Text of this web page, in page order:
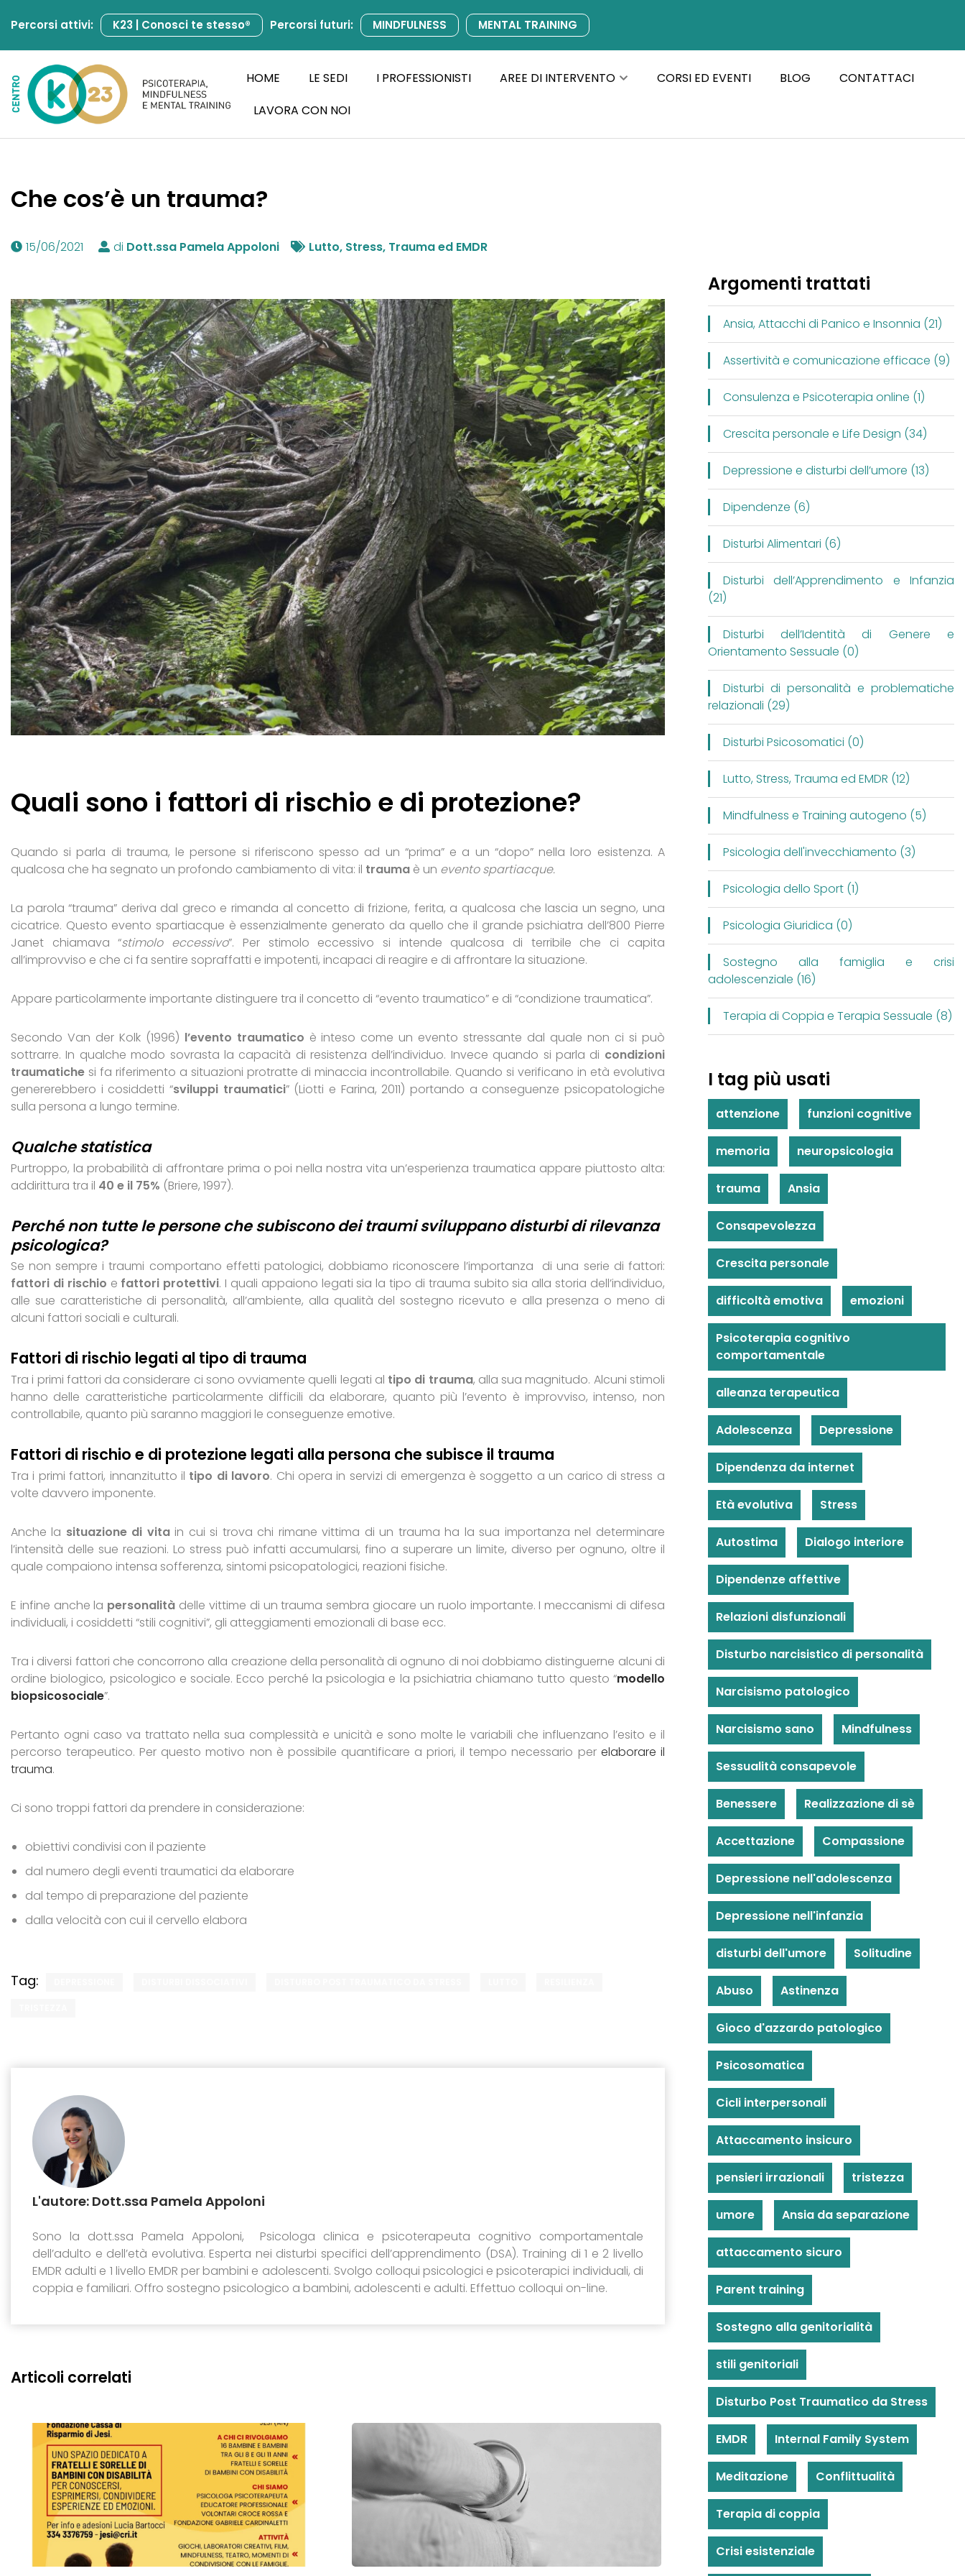
al
contenuto
Percorsi attivi: K23 | Conosci te stesso® Percorsi futuri: MINDFULNESS MENTAL TRAINING
HOME LE SEDI I PROFESSIONISTI AREE DI INTERVENTO CORSI ED EVENTI BLOG
CONTATTACI
LAVORA CON NOI
Che cos’è un trauma?
15/06/2021 di Dott.ssa Pamela Appoloni Lutto, Stress, Trauma ed EMDR
Quali sono i fattori di rischio e di protezione?
Quando si parla di trauma, le persone si riferiscono spesso ad un “prima” e a un “dopo” nella loro esistenza. A
qualcosa che ha segnato un profondo cambiamento di vita: il trauma è un evento spartiacque.
La parola “trauma” deriva dal greco e rimanda al concetto di frizione, ferita, a qualcosa che lascia un segno, una
cicatrice. Questo evento spartiacque è essenzialmente generato da quello che il grande psichiatra dell’800 Pierre
Janet chiamava “stimolo eccessivo”. Per stimolo eccessivo si intende qualcosa di terribile che ci capita
all’improvviso e che ci fa sentire sopraffatti e impotenti, incapaci di reagire e di affrontare la situazione.
Appare particolarmente importante distinguere tra il concetto di “evento traumatico” e di “condizione traumatica”.
Secondo Van der Kolk (1996) l’evento traumatico è inteso come un evento stressante dal quale non ci si può
sottrarre. In qualche modo sovrasta la capacità di resistenza dell’individuo. Invece quando si parla di condizioni
traumatiche si fa riferimento a situazioni protratte di minaccia incontrollabile. Quando si verificano in età evolutiva
genererebbero i cosiddetti “sviluppi traumatici” (Liotti e Farina, 2011) portando a conseguenze psicopatologiche
sulla persona a lungo termine.
Qualche statistica
Purtroppo, la probabilità di affrontare prima o poi nella nostra vita un’esperienza traumatica appare piuttosto alta:
addirittura tra il 40 e il 75% (Briere, 1997).
Perché non tutte le persone che subiscono dei traumi sviluppano disturbi di rilevanza
psicologica?
Se non sempre i traumi comportano effetti patologici, dobbiamo riconoscere l’importanza di una serie di fattori:
fattori di rischio e fattori protettivi. I quali appaiono legati sia la tipo di trauma subito sia alla storia dell’individuo,
alle sue caratteristiche di personalità, all’ambiente, alla qualità del sostegno ricevuto e alla presenza o meno di
alcuni fattori sociali e culturali.
Fattori di rischio legati al tipo di trauma
Tra i primi fattori da considerare ci sono ovviamente quelli legati al tipo di trauma, alla sua magnitudo. Alcuni stimoli
hanno delle caratteristiche particolarmente difficili da elaborare, quanto più l’evento è improvviso, intenso, non
controllabile, quanto più saranno maggiori le conseguenze emotive.
Fattori di rischio e di protezione legati alla persona che subisce il trauma
Tra i primi fattori, innanzitutto il tipo di lavoro. Chi opera in servizi di emergenza è soggetto a un carico di stress a
volte davvero imponente.
Anche la situazione di vita in cui si trova chi rimane vittima di un trauma ha la sua importanza nel determinare
l’intensità delle sue reazioni. Lo stress può infatti accumularsi, fino a superare un limite, diverso per ognuno, oltre il
quale compaiono intensa sofferenza, sintomi psicopatologici, reazioni fisiche.
E infine anche la personalità delle vittime di un trauma sembra giocare un ruolo importante. I meccanismi di difesa
individuali, i cosiddetti “stili cognitivi”, gli atteggiamenti emozionali di base ecc.
Tra i diversi fattori che concorrono alla creazione della personalità di ognuno di noi dobbiamo distinguerne alcuni di
ordine biologico, psicologico e sociale. Ecco perché la psicologia e la psichiatria chiamano tutto questo “modello
biopsicosociale”.
Pertanto ogni caso va trattato nella sua complessità e unicità e sono molte le variabili che influenzano l’esito e il
percorso terapeutico. Per questo motivo non è possibile quantificare a priori, il tempo necessario per elaborare il
trauma.
Ci sono troppi fattori da prendere in considerazione:
obiettivi condivisi con il paziente
dal numero degli eventi traumatici da elaborare
dal tempo di preparazione del paziente
dalla velocità con cui il cervello elabora
Tag:
L'autore: Dott.ssa Pamela Appoloni
Sono la dott.ssa Pamela Appoloni, Psicologa clinica e psicoterapeuta cognitivo comportamentale
dell’adulto e dell’età evolutiva. Esperta nei disturbi specifici dell’apprendimento (DSA). Training di 1 e 2 livello
EMDR adulti e 1 livello EMDR per bambini e adolescenti. Svolgo colloqui psicologici e psicoterapici individuali, di
coppia e familiari. Offro sostegno psicologico a bambini, adolescenti e adulti. Effettuo colloqui on-line.
Articoli correlati
Argomenti trattati
Ansia, Attacchi di Panico e Insonnia (21)
Assertività e comunicazione efficace (9)
Consulenza e Psicoterapia online (1)
Crescita personale e Life Design (34)
Depressione e disturbi dell’umore (13)
Dipendenze (6)
Disturbi Alimentari (6)
Disturbi dell’Apprendimento e Infanzia
(21)
Disturbi dell’Identità di Genere e
Orientamento Sessuale (0)
Disturbi di personalità e problematiche
relazionali (29)
Disturbi Psicosomatici (0)
Lutto, Stress, Trauma ed EMDR (12)
Mindfulness e Training autogeno (5)
Psicologia dell'invecchiamento (3)
Psicologia dello Sport (1)
Psicologia Giuridica (0)
Sostegno alla famiglia e crisi
adolescenziale (16)
Terapia di Coppia e Terapia Sessuale (8)
I tag più usati
attenzione funzioni cognitive
memoria neuropsicologia
trauma Ansia
Consapevolezza
Crescita personale
difficoltà emotiva emozioni
Psicoterapia cognitivo
comportamentale
alleanza terapeutica
Adolescenza Depressione
Dipendenza da internet
Età evolutiva Stress
Autostima Dialogo interiore
Dipendenze affettive
Relazioni disfunzionali
Disturbo narcisistico di personalità
Narcisismo patologico
Narcisismo sano Mindfulness
Sessualità consapevole
Benessere Realizzazione di sè
Accettazione Compassione
Depressione nell'adolescenza
Depressione nell'infanzia
disturbi dell'umore Solitudine
Abuso Astinenza
Gioco d'azzardo patologico
Psicosomatica
Cicli interpersonali
Attaccamento insicuro
pensieri irrazionali tristezza
umore Ansia da separazione
attaccamento sicuro
Parent training
Sostegno alla genitorialità
stili genitoriali
Disturbo Post Traumatico da Stress
EMDR Internal Family System
Meditazione Conflittualità
Terapia di coppia
Crisi esistenziale